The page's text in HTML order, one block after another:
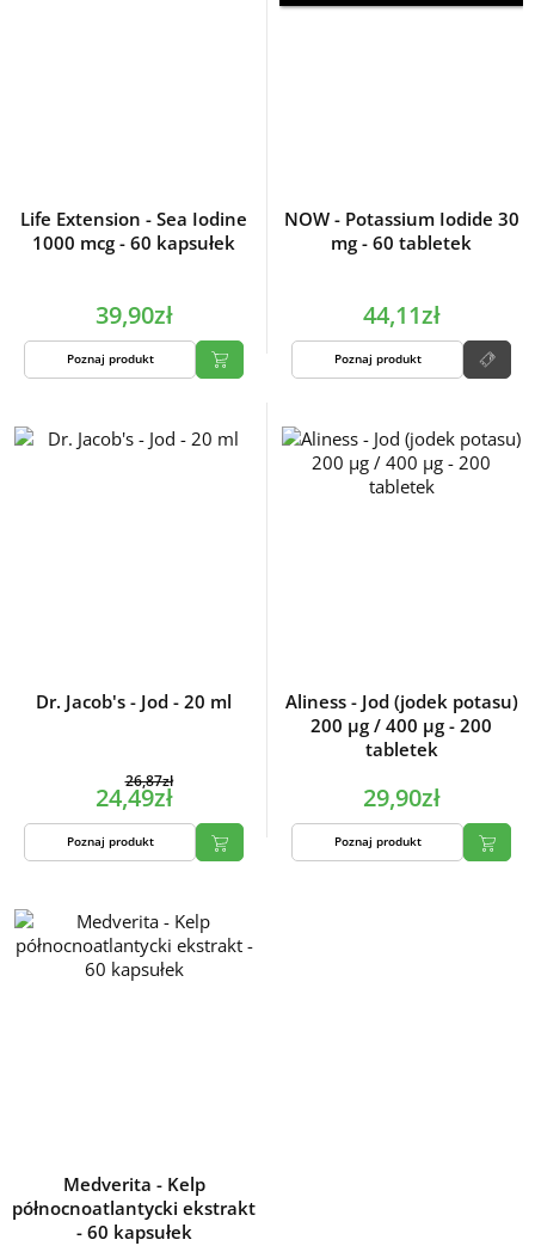
Life Extension - Sea Iodine
1000 mcg - 60 kapsułek
39,90zł
Poznaj produkt
NOW - Potassium Iodide 30
mg - 60 tabletek
44,11zł
Poznaj produkt
Dr. Jacob's - Jod - 20 ml
26,87zł
24,49zł
Poznaj produkt
Aliness - Jod (jodek potasu)
200 µg / 400 µg - 200
tabletek
29,90zł
Poznaj produkt
Medverita - Kelp
północnoatlantycki ekstrakt
- 60 kapsułek